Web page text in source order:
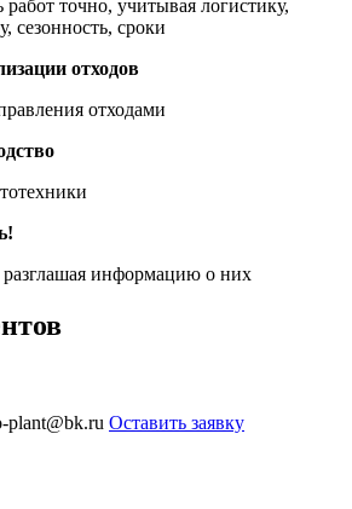
работ точно, учитывая логистику,
сезонность, сроки
отходов
отходами
информацию о них
plant@bk.ru Оставить заявку